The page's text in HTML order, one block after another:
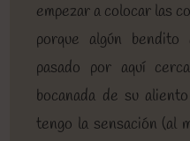
empezar a colocar las
porque algún
pasado por aquí
bocanada de su
tengo la sensación (al